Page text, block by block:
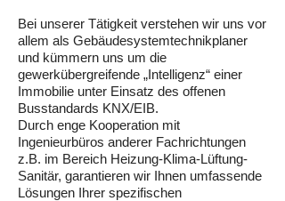
Bei unserer Tätigkeit verstehen wir uns vor
allem als Gebäudesystemtechnikplaner
und kümmern uns um die
gewerkübergreifende „Intelligenz“ einer
Immobilie unter Einsatz des offenen
Busstandards KNX/EIB.
Durch enge Kooperation mit
Ingenieurbüros anderer Fachrichtungen
z.B. im Bereich Heizung-Klima-Lüftung-
Sanitär, garantieren wir Ihnen umfassende
Lösungen Ihrer spezifischen